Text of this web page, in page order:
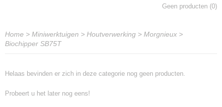
Geen producten (0)
Home > Miniwerktuigen > Houtverwerking > Morgnieux >
Biochipper SB75T
Helaas bevinden er zich in deze categorie nog geen producten.
Probeert u het later nog eens!